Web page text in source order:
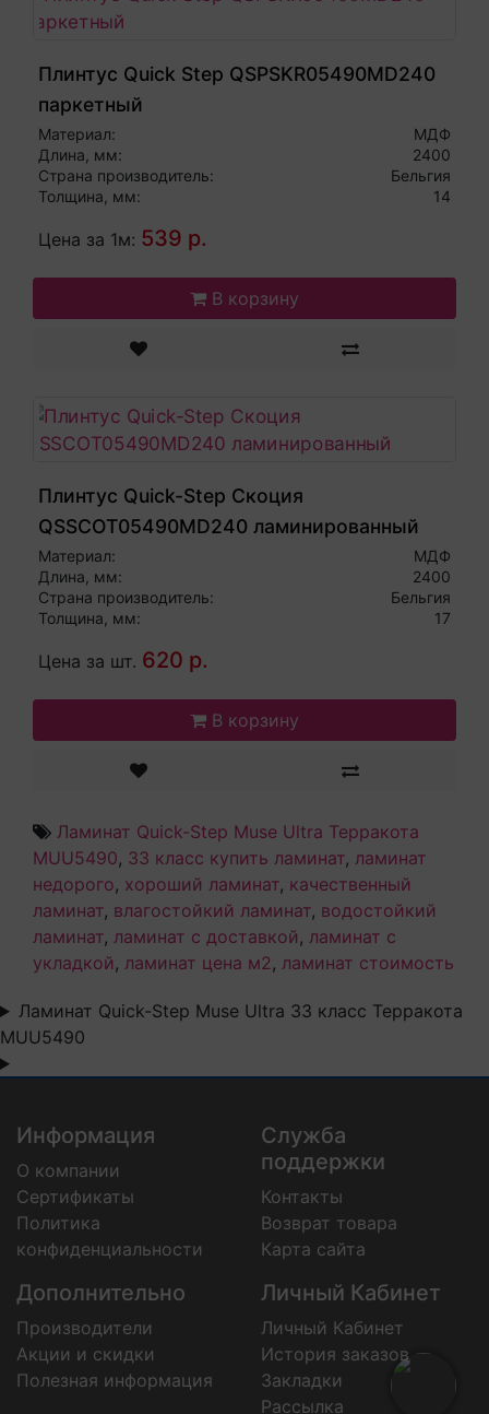
Плинтус Quick Step QSPSKR05490MD240
паркетный
Материал:
МДФ
Длина, мм:
2400
Страна производитель:
Бельгия
Толщина, мм:
14
Цена за 1м: 539 р.
В корзину
Плинтус Quick-Step Скоция
QSSCOT05490MD240 ламинированный
Материал:
МДФ
Длина, мм:
2400
Страна производитель:
Бельгия
Толщина, мм:
17
Цена за шт. 620 р.
В корзину
Ламинат Quick-Step Muse Ultra Терракота
MUU5490, 33 класс купить ламинат, ламинат
недорого, хороший ламинат, качественный
ламинат, влагостойкий ламинат, водостойкий
ламинат, ламинат с доставкой, ламинат с
укладкой, ламинат цена м2, ламинат стоимость
Ламинат Quick-Step Muse Ultra 33 класс Терракота
MUU5490
Информация
О компании
Сертификаты
Политика
конфиденциальности
Служба
поддержки
Контакты
Возврат товара
Карта сайта
Дополнительно
Производители
Акции и скидки
Полезная информация
Личный Кабинет
Личный Кабинет
История заказов
Закладки
Рассылка